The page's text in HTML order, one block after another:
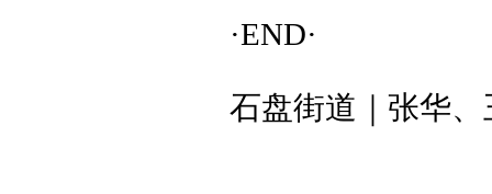
·END·
石盘街道｜张华、